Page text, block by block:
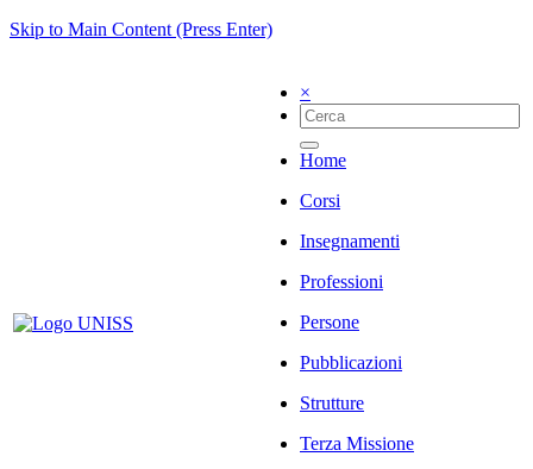
Skip to Main Content (Press Enter)
×
Home
Corsi
Insegnamenti
Professioni
Persone
Pubblicazioni
Strutture
Terza Missione